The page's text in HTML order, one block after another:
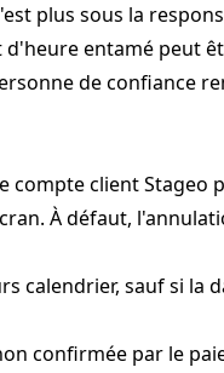
plus sous la
entamé peut
de confiance
client
À défaut,
sauf si la
confirmée par le